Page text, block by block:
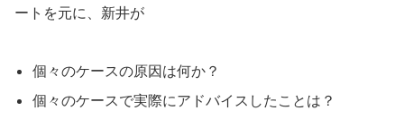
ートを元に、新井が
個々のケースの原因は何か？
個々のケースで実際にアドバイスしたことは？